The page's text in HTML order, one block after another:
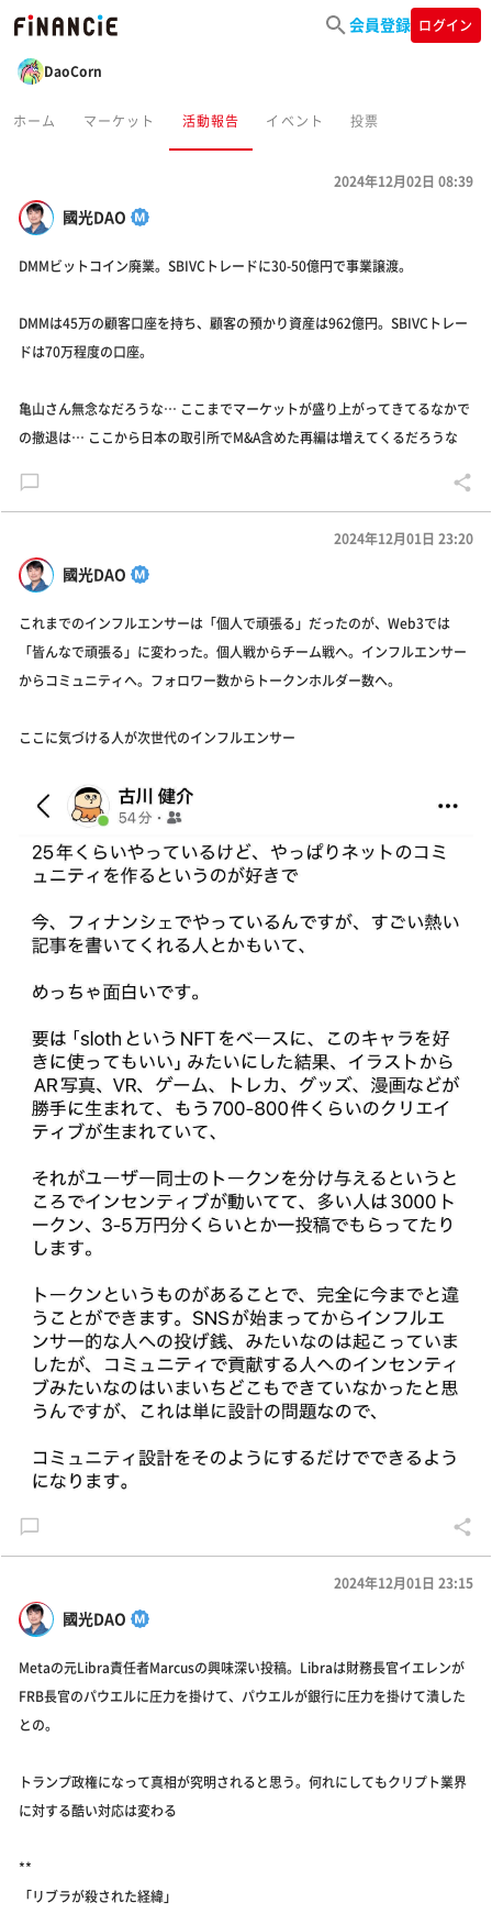
会員登録 ログイン
DaoCorn
ホーム マーケット 活動報告 イベント 投票
國光DAO
2024年12月02日 08:39
DMMビットコイン廃業。SBIVCトレードに30-50億円で事業譲渡。
DMMは45万の顧客口座を持ち、顧客の預かり資産は962億円。SBIVCトレー
ドは70万程度の口座。
亀山さん無念なだろうな… ここまでマーケットが盛り上がってきてるなかで
の撤退は… ここから日本の取引所でM&A含めた再編は増えてくるだろうな
國光DAO
2024年12月01日 23:20
これまでのインフルエンサーは「個人で頑張る」だったのが、Web3では
「皆んなで頑張る」に変わった。個人戦からチーム戦へ。インフルエンサー
からコミュニティへ。フォロワー数からトークンホルダー数へ。
ここに気づける人が次世代のインフルエンサー
國光DAO
2024年12月01日 23:15
Metaの元Libra責任者Marcusの興味深い投稿。Libraは財務長官イエレンが
FRB長官のパウエルに圧力を掛けて、パウエルが銀行に圧力を掛けて潰した
との。
トランプ政権になって真相が究明されると思う。何れにしてもクリプト業界
に対する酷い対応は変わる
**
「リブラが殺された経緯」